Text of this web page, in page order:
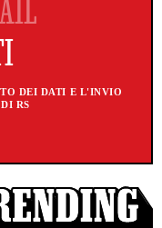
DEI DATI E L'INVIO
RS